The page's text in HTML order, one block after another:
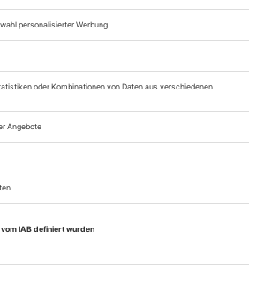
mit #MeToo und Cancel Culture in
– mit Cate Blanchett als Top-Dirigentin
ist zu gut, zu schön und zu erfolgreich,
können. Sie hat als Komponistin und
Ruhm, ist die erste Dirigentin des
Orchesters und hat nebenbei, als
souverän zwischen E und U
den Grand Slam der
Emmy und Grammy, Oscar und...